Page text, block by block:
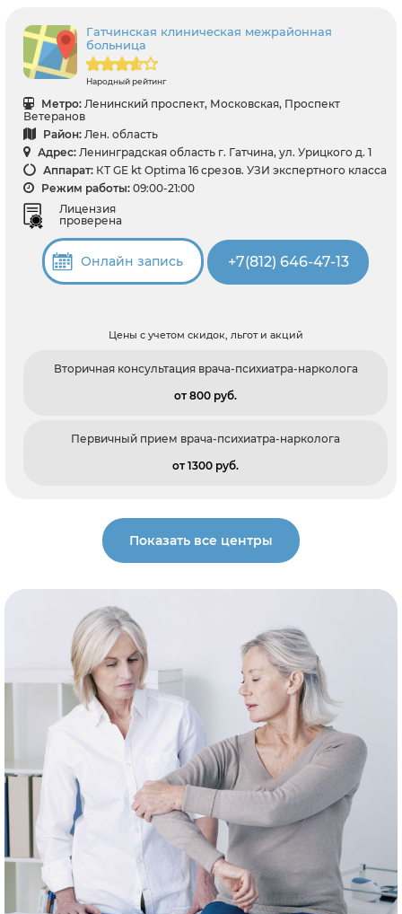
Гатчинская клиническая межрайонная
больница
Народный рейтинг
Метро: Ленинский проспект, Московская, Проспект
Ветеранов
Район: Лен. область
Адрес: Ленинградская область г. Гатчина, ул. Урицкого д. 1
Аппарат: КТ GE kt Optima 16 срезов. УЗИ экспертного класса
Режим работы: 09:00-21:00
Лицензия
проверена
Онлайн запись +7(812) 646-47-13
Цены с учетом скидок, льгот и акций
Вторичная консультация врача-психиатра-нарколога
от 800 pуб.
Первичный прием врача-психиатра-нарколога
от 1300 pуб.
Показать все центры